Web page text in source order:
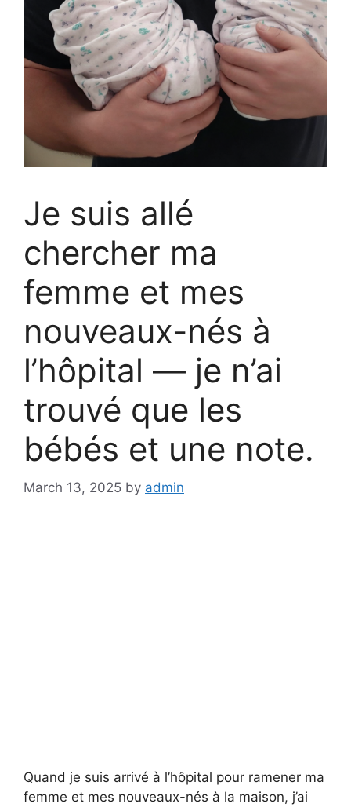
Je suis allé
chercher ma
femme et mes
nouveaux-nés à
l’hôpital — je n’ai
trouvé que les
bébés et une note.
March 13, 2025 by admin
Quand je suis arrivé à l’hôpital pour ramener ma
femme et mes nouveaux-nés à la maison, j’ai